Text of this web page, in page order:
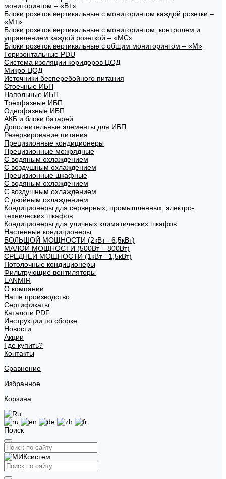
мониторингом – «В+»
Блоки розеток вертикальные с мониторингом каждой розетки –
«М+»
Блоки розеток вертикальные с мониторингом, контролем и
управлением каждой розеткой – «МС»
Блоки розеток вертикальные с общим мониторингом – «М»
Горизонтальные PDU
Система изоляции коридоров ЦОД
Микро ЦОД
Источники бесперебойного питания
Стоечные ИБП
Напольные ИБП
Трёхфазные ИБП
Однофазные ИБП
АКБ и блоки батарей
Дополнительные элементы для ИБП
Резервирование питания
Прецизионные кондиционеры
Прецизионные межрядные
С водяным охлаждением
С воздушным охлаждением
Прецизионные шкафные
С водяным охлаждением
С воздушным охлаждением
С двойным охлаждением
Кондиционеры для серверных, промышленных, электро-
технических шкафов
Кондиционеры для уличных климатических шкафов
Настенные кондиционеры
БОЛЬШОЙ МОЩНОСТИ (2кВт - 6,5кВт)
МАЛОЙ МОЩНОСТИ (500Вт – 800Вт)
СРЕДНЕЙ МОЩНОСТИ (1кВт - 1,5кВт)
Потолочные кондиционеры
Фильтрующие вентиляторы
LANMIR
О компании
Наше производство
Сертификаты
Каталоги PDF
Инструкции по сборке
Новости
Акции
Где купить?
Контакты
Сравнение
Избранное
Корзина
Поиск